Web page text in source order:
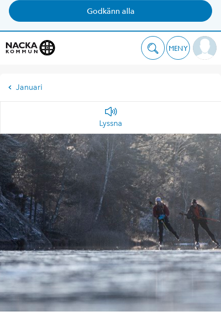
Godkänn alla
MENY
Januari
Lyssna